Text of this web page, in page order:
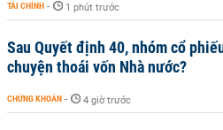
TÀI CHÍNH - 1 phút trước
Sau Quyết định 40, nhóm cổ
chuyện thoái vốn Nhà nước?
CHỨNG KHOÁN - 4 giờ trước